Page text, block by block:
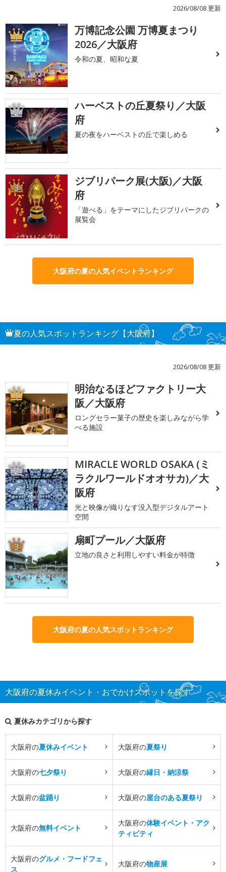
2026/08/08 更新
1
万博記念公園 万博夏まつり
2026／大阪府
令和の夏、昭和な夏
2
ハーベストの丘夏祭り／大阪
府
夏の夜をハーベストの丘で楽しめる
3
ジブリパーク展(大阪)／大阪
府
「遊べる」をテーマにしたジブリパークの
展覧会
大阪府の夏の人気イベントランキング
夏の人気スポットランキング【大阪府】
2026/08/08 更新
1
明治なるほどファクトリー大
阪／大阪府
ロングセラー菓子の歴史を楽しみながら学
べる施設
2
MIRACLE WORLD OSAKA (ミ
ラクルワールドオオサカ)／大
阪府
光と映像が織りなす没入型デジタルアート
空間
3 扇町プール／大阪府
立地の良さと利用しやすい料金が特徴
大阪府の夏の人気スポットランキング
大阪府の夏休みイベント・おでかけスポットを探す
夏休みカテゴリから探す
大阪府の夏休みイベント 大阪府の夏祭り
大阪府の七夕祭り 大阪府の縁日・納涼祭
大阪府の盆踊り 大阪府の屋台のある夏祭り
大阪府の無料イベント
大阪府の体験イベント・アク
ティビティ
大阪府のグルメ・フードフェ
ス
大阪府の物産展